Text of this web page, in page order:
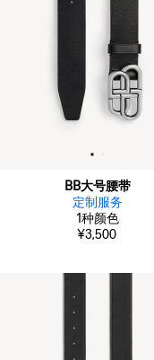
BB大号腰带
定制服务
1种颜色
¥3,500